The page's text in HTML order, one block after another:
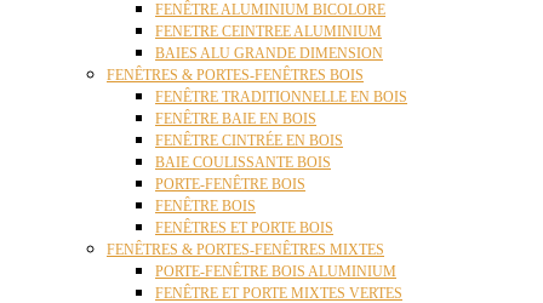
FENÊTRE ALUMINIUM BICOLORE
FENETRE CEINTREE ALUMINIUM
BAIES ALU GRANDE DIMENSION
FENÊTRES & PORTES-FENÊTRES BOIS
FENÊTRE TRADITIONNELLE EN BOIS
FENÊTRE BAIE EN BOIS
FENÊTRE CINTRÉE EN BOIS
BAIE COULISSANTE BOIS
PORTE-FENÊTRE BOIS
FENÊTRE BOIS
FENÊTRES ET PORTE BOIS
FENÊTRES & PORTES-FENÊTRES MIXTES
PORTE-FENÊTRE BOIS ALUMINIUM
FENÊTRE ET PORTE MIXTES VERTES